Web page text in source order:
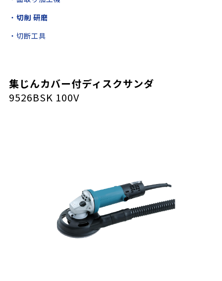
・ 切削 研磨
・切断工具
集じんカバー付ディスクサンダ
9526BSK 100V